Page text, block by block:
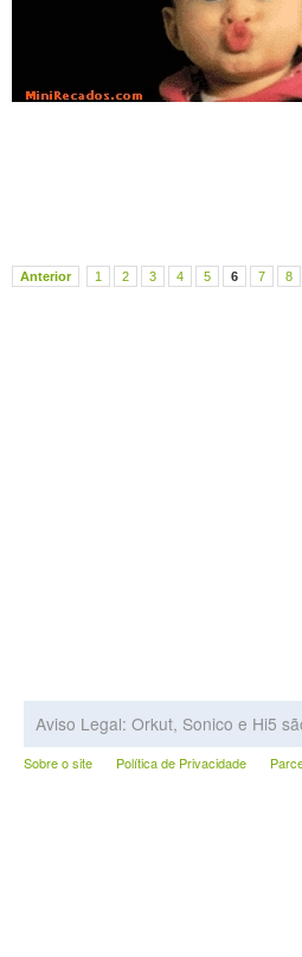
Anterior 1 2 3 4 5 6 7 8
Aviso Legal: Orkut, Sonico e Hi5
Sobre o site Política de Privacidade